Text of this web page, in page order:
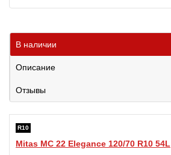
В наличии
Описание
Отзывы
R10
Mitas MC 22 Elegance 120/70 R10 54L